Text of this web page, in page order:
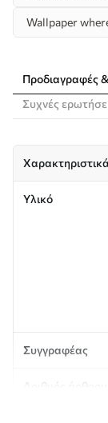
Wallpaper
Προδιαγραφές
Συχνές
Χαρακτηριστικά
Υλικό
Συγγραφέας
Αριθμός άρθρου